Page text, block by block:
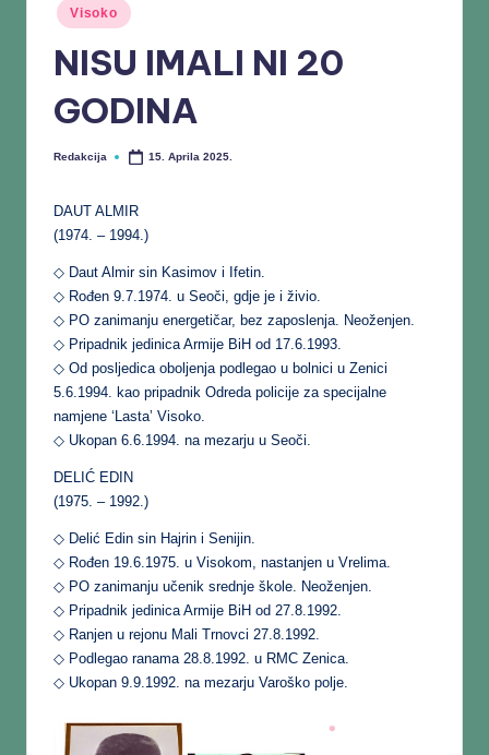
Visoko
NISU IMALI NI 20
GODINA
Redakcija 15. Aprila 2025.
DAUT ALMIR
(1974. – 1994.)
◇ Daut Almir sin Kasimov i Ifetin.
◇ Rođen 9.7.1974. u Seoči, gdje je i živio.
◇ PO zanimanju energetičar, bez zaposlenja. Neoženjen.
◇ Pripadnik jedinica Armije BiH od 17.6.1993.
◇ Od posljedica oboljenja podlegao u bolnici u Zenici
5.6.1994. kao pripadnik Odreda policije za specijalne
namjene ‘Lasta’ Visoko.
◇ Ukopan 6.6.1994. na mezarju u Seoči.
DELIĆ EDIN
(1975. – 1992.)
◇ Delić Edin sin Hajrin i Senijin.
◇ Rođen 19.6.1975. u Visokom, nastanjen u Vrelima.
◇ PO zanimanju učenik srednje škole. Neoženjen.
◇ Pripadnik jedinica Armije BiH od 27.8.1992.
◇ Ranjen u rejonu Mali Trnovci 27.8.1992.
◇ Podlegao ranama 28.8.1992. u RMC Zenica.
◇ Ukopan 9.9.1992. na mezarju Varoško polje.